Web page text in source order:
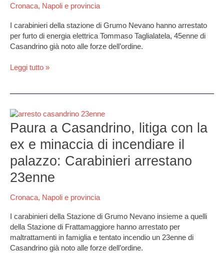
Cronaca, Napoli e provincia
I carabinieri della stazione di Grumo Nevano hanno arrestato
per furto di energia elettrica Tommaso Taglialatela, 45enne di
Casandrino già noto alle forze dell’ordine.
per
40mila
euro,
così
ingannato
Leggi tutto »
Paura a Casandrino, litiga con la
ex e minaccia di incendiare il
palazzo: Carabinieri arrestano
23enne
Cronaca, Napoli e provincia
I carabinieri della Stazione di Grumo Nevano insieme a quelli
della Stazione di Frattamaggiore hanno arrestato per
maltrattamenti in famiglia e tentato incendio un 23enne di
Casandrino già noto alle forze dell’ordine.
Paura
a
Casandrino,
litiga
la
ex
minaccia
incendiare
il
palazzo:
Carabinieri